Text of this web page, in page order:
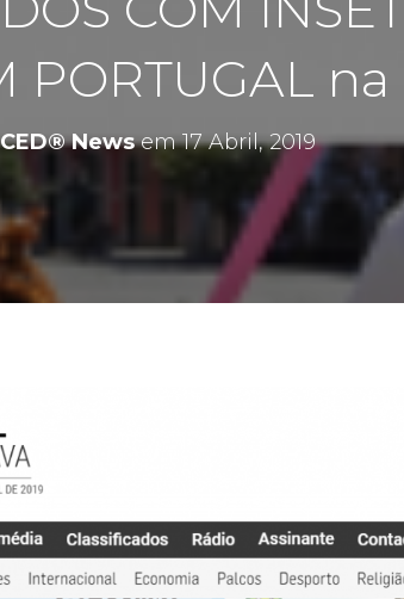
PORTUGAL
Newsem17 Abril, 2019